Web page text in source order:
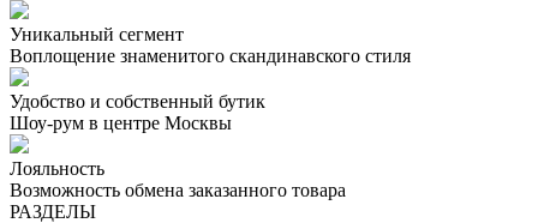
Уникальный сегмент
Воплощение знаменитого скандинавского стиля
Удобство и собственный бутик
Шоу-рум в центре Москвы
Лояльность
Возможность обмена заказанного товара
РАЗДЕЛЫ